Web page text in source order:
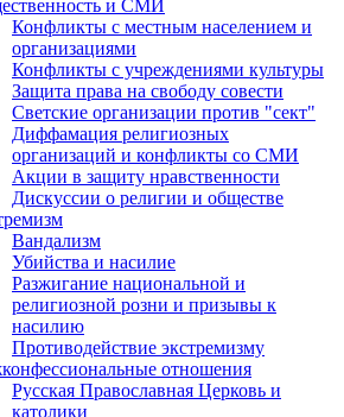
и СМИ
Конфликты с местным населением и
организациями
Конфликты с учреждениями культуры
Защита права на свободу совести
Светские организации против "сект"
Диффамация религиозных
организаций и конфликты со СМИ
Акции в защиту нравственности
Дискуссии о религии и обществе
Вандализм
Убийства и насилие
Разжигание национальной и
религиозной розни и призывы к
насилию
Противодействие экстремизму
отношения
Русская Православная Церковь и
католики